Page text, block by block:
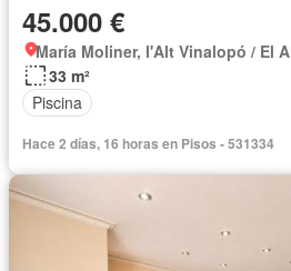
45.000 €
María Moliner, l'Alt Vinalopó / El
33 m²
Piscina
Hace 2 días, 16 horas en Pisos - 531334